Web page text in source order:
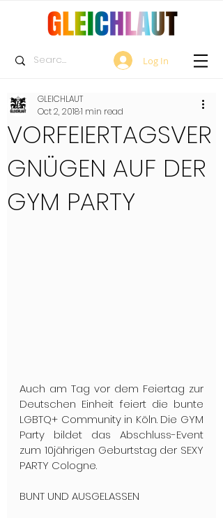
Log In
VORFEIERTAGSVER
GNÜGEN AUF DER
GYM PARTY
GLEICHLAUT
Oct 2, 20181 min read
Auch am Tag vor dem Feiertag zur
Deutschen Einheit feiert die bunte
LGBTQ+ Community in Köln. Die GYM
Party bildet das Abschluss-Event
zum 10jährigen Geburtstag der SEXY
PARTY Cologne.
BUNT UND AUSGELASSEN